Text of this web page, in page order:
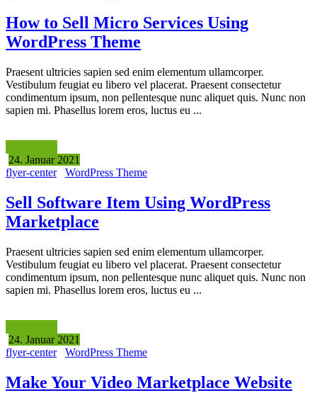
How to Sell Micro Services Using
WordPress Theme
Praesent ultricies sapien sed enim elementum ullamcorper.
Vestibulum feugiat eu libero vel placerat. Praesent consectetur
condimentum ipsum, non pellentesque nunc aliquet quis. Nunc non
sapien mi. Phasellus lorem eros, luctus eu ...
24. Januar 2021
flyer-center
WordPress Theme
Sell Software Item Using WordPress
Marketplace
Praesent ultricies sapien sed enim elementum ullamcorper.
Vestibulum feugiat eu libero vel placerat. Praesent consectetur
condimentum ipsum, non pellentesque nunc aliquet quis. Nunc non
sapien mi. Phasellus lorem eros, luctus eu ...
24. Januar 2021
flyer-center
WordPress Theme
Make Your Video Marketplace Website